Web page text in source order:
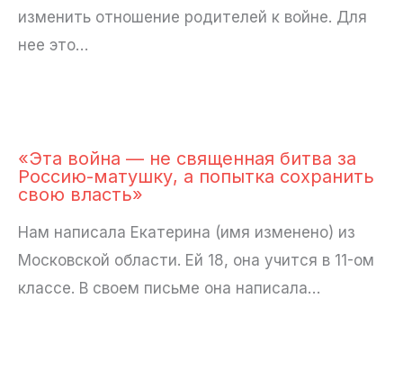
изменить отношение родителей к войне. Для
нее это…
«Эта война — не священная битва за
Россию-матушку, а попытка сохранить
свою власть»
Нам написала Екатерина (имя изменено) из
Московской области. Ей 18, она учится в 11-ом
классе. В своем письме она написала…